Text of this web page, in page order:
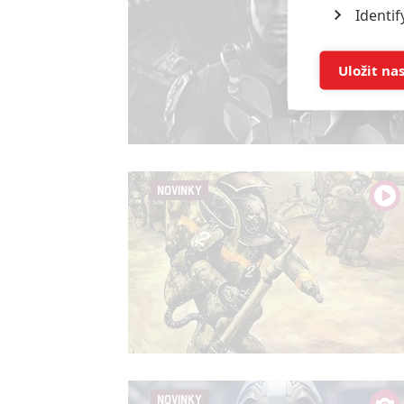
NOVINKY
NOVINKY
Store
and
Udělením
možnost:
advertising
Uložit